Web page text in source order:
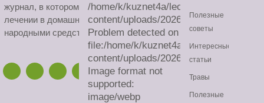
журнал, в котором можно узнать все о
лечении в домашних условиях
народными средствами.
/home/k/kuznet4a/lechimdoma.com/
content/uploads/2026/08/sa.avif
Problem detected on
file:/home/k/kuznet4a/
content/uploads/2026/08/sa.avif
Image format not
supported:
image/webp
Полезные
советы
Интересные
статьи
Травы
Полезные